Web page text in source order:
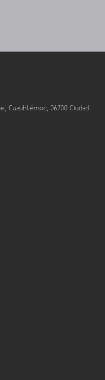
Cuauhtémoc, 06700 Ciudad